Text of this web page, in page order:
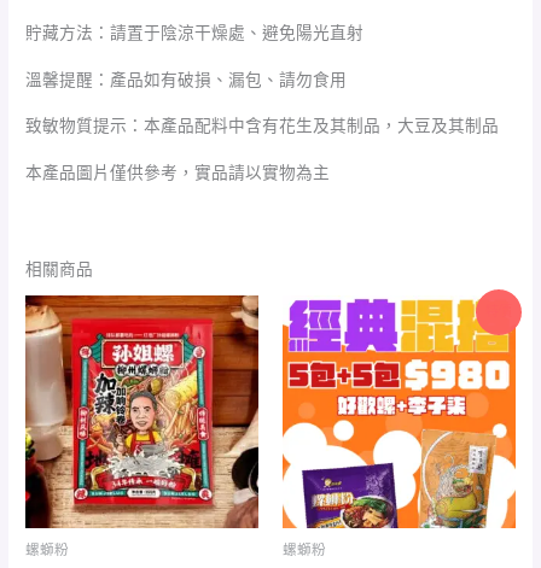
貯藏方法：請置于陰涼干燥處、避免陽光直射
溫馨提醒：產品如有破損、漏包、請勿食用
致敏物質提示：本產品配料中含有花生及其制品，大豆及其制品
本產品圖片僅供參考，實品請以實物為主
相關商品
螺螄粉
價
格
範
圍：
NT$125
到
NT$1,250
螺螄粉
原
始
價
格：
NT$1,250。
目
前
格：
NT$988。